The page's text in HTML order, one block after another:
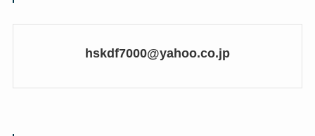
hskdf7000@yahoo.co.jp